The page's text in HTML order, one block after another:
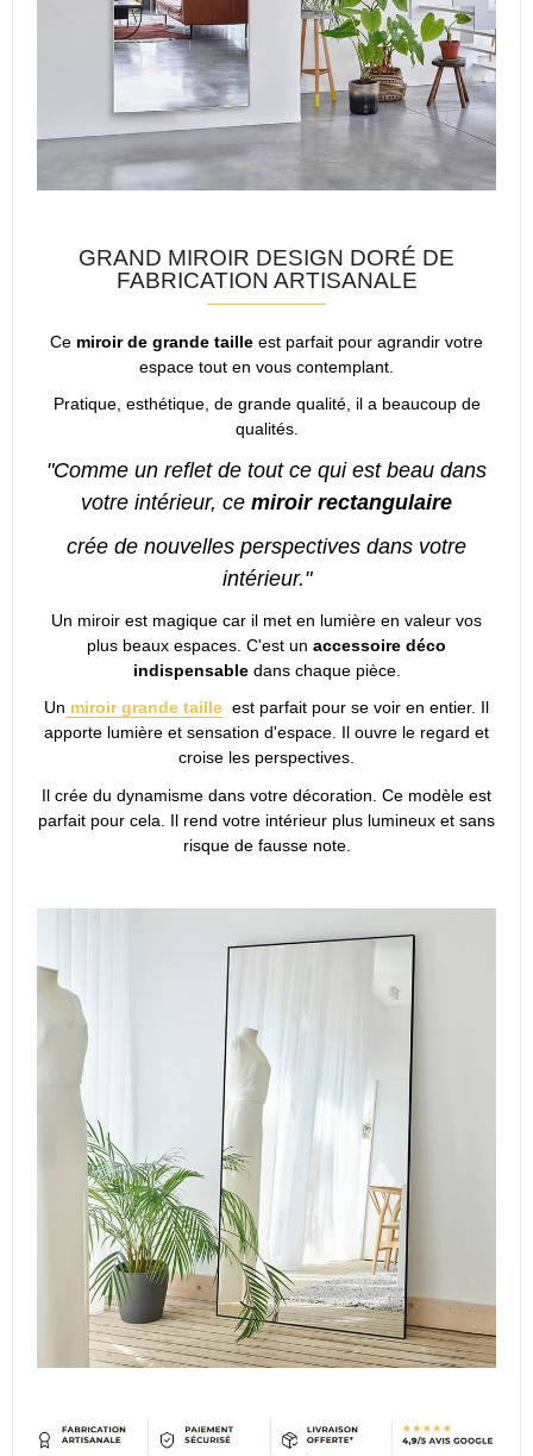
GRAND MIROIR DESIGN DORÉ DE
FABRICATION ARTISANALE
Ce miroir de grande taille est parfait pour agrandir votre
espace tout en vous contemplant.
Pratique, esthétique, de grande qualité, il a beaucoup de
qualités.
"Comme un reflet de tout ce qui est beau dans
votre intérieur, ce miroir rectangulaire
crée de nouvelles perspectives dans votre
intérieur."
Un miroir est magique car il met en lumière en valeur vos
plus beaux espaces. C'est un accessoire déco
indispensable dans chaque pièce.
Un miroir grande taille est parfait pour se voir en entier. Il
apporte lumière et sensation d'espace. Il ouvre le regard et
croise les perspectives.
Il crée du dynamisme dans votre décoration. Ce modèle est
parfait pour cela. Il rend votre intérieur plus lumineux et sans
risque de fausse note.